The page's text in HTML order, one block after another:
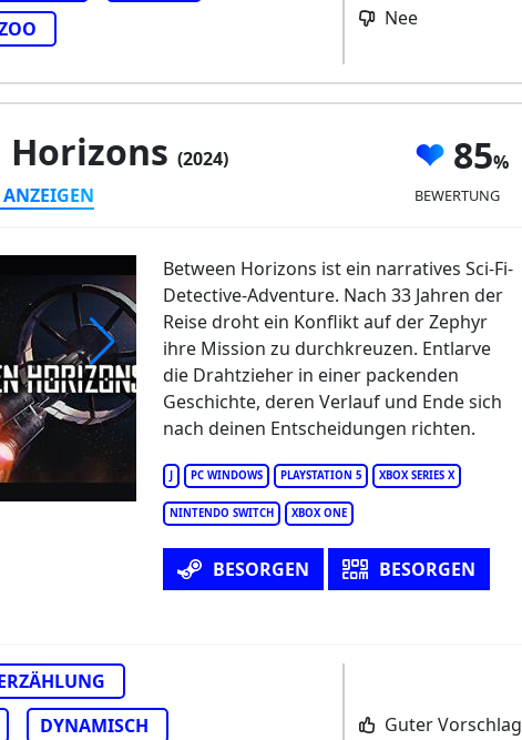
Nee
(2024)
85
BEWERTUNG
Between Horizons
J PC WINDOWS PLAYSTATION 5 XBOX SERIES X
NINTENDO SWITCH XBOX ONE
Between Horizons ist ein narratives Sci-Fi-
Detective-Adventure. Nach 33 Jahren der
Reise droht ein Konflikt auf der Zephyr
ihre Mission zu durchkreuzen. Entlarve
die Drahtzieher in einer packenden
Geschichte, deren Verlauf und Ende sich
nach deinen Entscheidungen richten.
BESORGEN BESORGEN
DYNAMISCH
Guter Vorschlag